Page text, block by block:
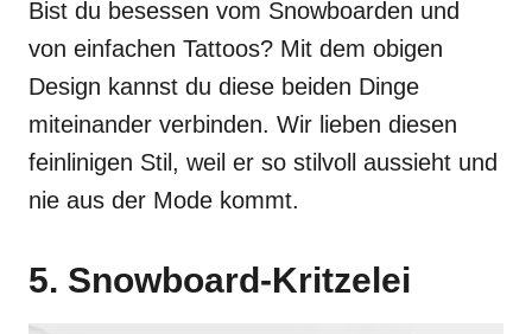
Bist du besessen vom Snowboarden und
von einfachen Tattoos? Mit dem obigen
Design kannst du diese beiden Dinge
miteinander verbinden. Wir lieben diesen
feinlinigen Stil, weil er so stilvoll aussieht und
nie aus der Mode kommt.
5. Snowboard-Kritzelei